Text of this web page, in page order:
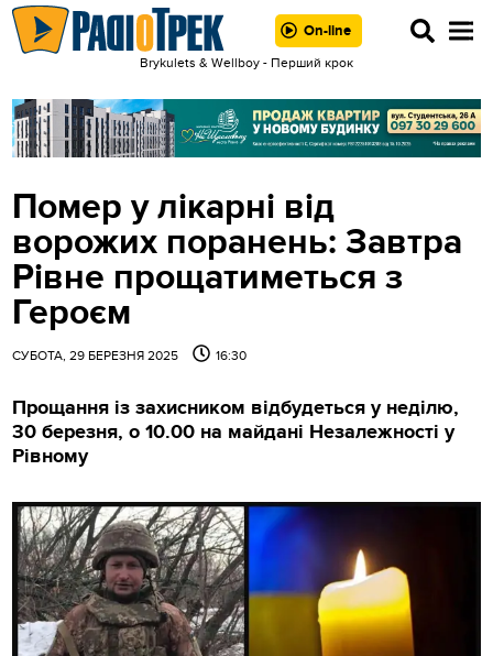
On-line
Brykulets & Wellboy - Перший крок
Помер у лікарні від
ворожих поранень: Завтра
Рівне прощатиметься з
Героєм
СУБОТА, 29 БЕРЕЗНЯ 2025 16:30
Прощання із захисником відбудеться у неділю,
30 березня, о 10.00 на майдані Незалежності у
Рівному